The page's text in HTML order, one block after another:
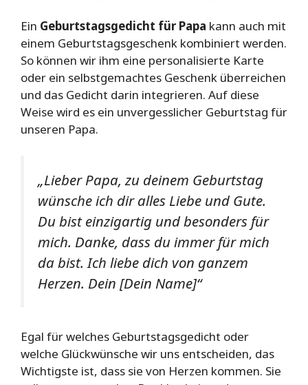
Ein Geburtstagsgedicht für Papa kann auch mit
einem Geburtstagsgeschenk kombiniert werden.
So können wir ihm eine personalisierte Karte
oder ein selbstgemachtes Geschenk überreichen
und das Gedicht darin integrieren. Auf diese
Weise wird es ein unvergesslicher Geburtstag für
unseren Papa.
„Lieber Papa, zu deinem Geburtstag
wünsche ich dir alles Liebe und Gute.
Du bist einzigartig und besonders für
mich. Danke, dass du immer für mich
da bist. Ich liebe dich von ganzem
Herzen. Dein [Dein Name]“
Egal für welches Geburtstagsgedicht oder
welche Glückwünsche wir uns entscheiden, das
Wichtigste ist, dass sie von Herzen kommen. Sie